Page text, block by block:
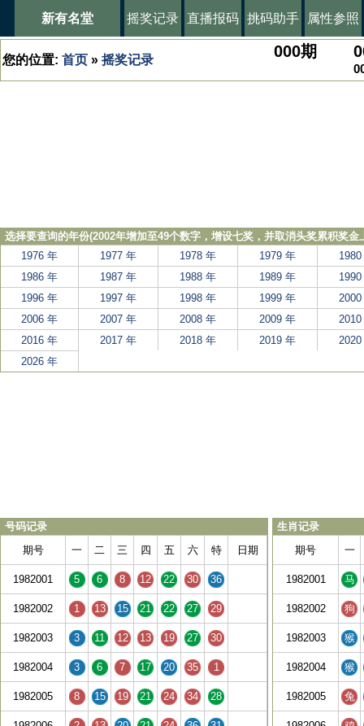
新有名堂 摇奖记录 直播报码 挑码助手 属性参照
您的位置: 首页 » 摇奖记录 000期
选择要查询的年份(2002年增加至49个数字，增设七奖，并取消头奖累积奖
1976 年
1977 年 1978 年 1979 年
1986 年
1987 年 1988 年 1989 年
1996 年
1997 年 1998 年 1999 年
2000
2006 年
2007 年 2008 年 2009 年
2010
2016 年
2017 年 2018 年 2019 年
2020
2026 年
号码记录
期号
一 二 三 四 五 六 特 日期
1982001 5 6 8 12 22 30 36
1982002 1 13 15 21 22 27 29
1982003 3 11 12 13 19 27 30
1982004 3 6 7 17 20 35 1
1982005 8 15 19 21 24 34 28
生肖记录
期号
一
1982001 马
1982002 狗
1982003 猴
1982004 猴
1982005 兔